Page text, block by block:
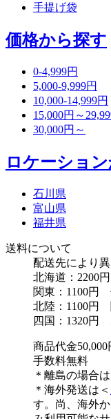
手提げ袋
価格から探す
0-4,999円
5,000-9,999円
10,000-14,999円
15,000円～
30,000円～
ロケーショ
石川県
富山県
福井県
送料について
配送先により
北海道：2200
関東：1100円
北陸：1100円
四国：1320円
商品代金
手数料無料
＊離島の場合
＊海外発送は＜
す。尚、海外